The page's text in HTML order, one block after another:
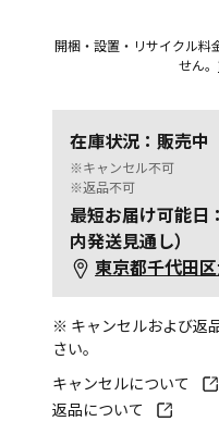
開梱・設置・リサイクル料
せん。
在庫状況：販売中
※キャンセル不可
※返品不可
最短お届け可能日
内発送見通し）
東京都千代田
※ キャンセルおよび返
さい。
キャンセルについて
返品について